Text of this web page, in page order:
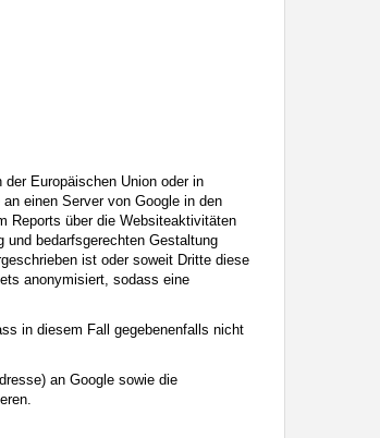
Europäischen Union oder in
einen Server von Google in den
Reports über die Websiteaktivitäten
und bedarfsgerechten Gestaltung
ist oder soweit Dritte diese
anonymisiert, sodass eine
in diesem Fall gegebenenfalls nicht
an Google sowie die